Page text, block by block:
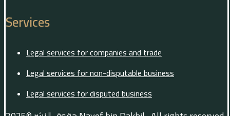
Services
Legal services for companies and trade
Legal services for non-disputable business
Legal services for disputed business